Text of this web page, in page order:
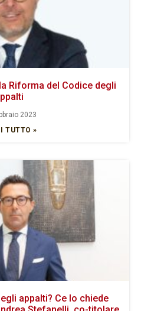
Riforma del Codice degli
2023
TUTTO »
appalti? Ce lo chiede